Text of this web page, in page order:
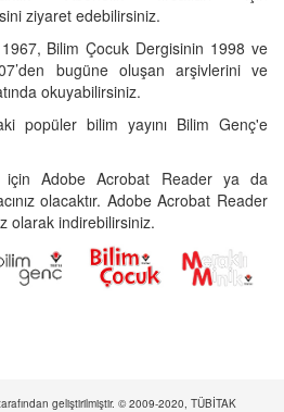
ziyaret edebilirsiniz.
Bilim Çocuk Dergisinin 1998 ve
bugüne oluşan arşivlerini ve
okuyabilirsiniz.
popüler bilim yayını Bilim Genç'e
için Adobe Acrobat Reader ya da
olacaktır. Adobe Acrobat Reader
olarak indirebilirsiniz.
geliştirilmiştir. © 2009-2020, TÜBİTAK